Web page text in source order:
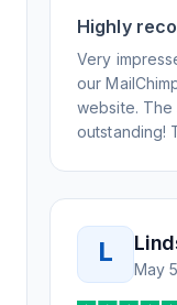
Honestly, it
experience,
know to
Highly
Very
our
website.
outstanding!
L
May